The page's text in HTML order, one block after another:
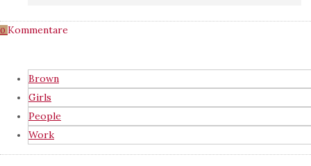
0 Kommentare
Brown
Girls
People
Work